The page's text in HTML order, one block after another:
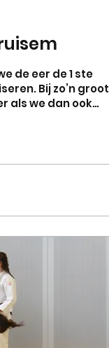
de eer de 1 ste
Bij zo’n groot
als we dan ook
begonnen.
Damesploeg 1